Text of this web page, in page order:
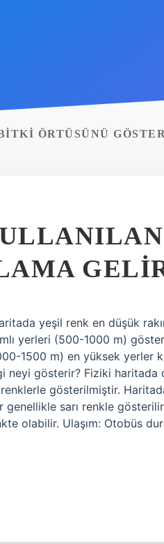
ÖRTÜSÜNÜ
yeşil renk en düşük
yerleri (500-1000 m)
1500 m) en yüksek yerler
neyi gösterir? Fiziki haritada
gösterilmiştir.
sarı renkle
olabilir. Ulaşım: Otobüs